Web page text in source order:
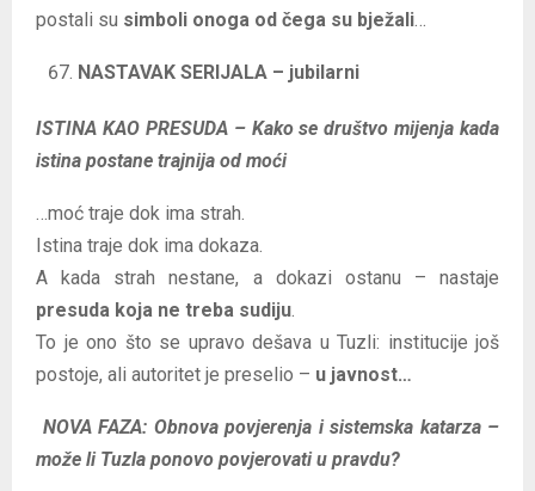
postali su simboli onoga od čega su bježali…
NASTAVAK SERIJALA – jubilarni
ISTINA KAO PRESUDA – Kako se društvo mijenja kada
istina postane trajnija od moći
…moć traje dok ima strah.
Istina traje dok ima dokaza.
A kada strah nestane, a dokazi ostanu – nastaje
presuda koja ne treba sudiju.
To je ono što se upravo dešava u Tuzli: institucije još
postoje, ali autoritet je preselio – u javnost…
NOVA FAZA: Obnova povjerenja i sistemska katarza –
može li Tuzla ponovo povjerovati u pravdu?